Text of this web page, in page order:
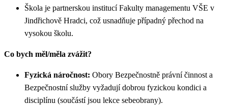
Škola je partnerskou institucí Fakulty managementu VŠE v
Jindřichově Hradci, což usnadňuje případný přechod na
vysokou školu.
Co bych měl/měla zvážit?
Fyzická náročnost: Obory Bezpečnostně právní činnost a
Bezpečnostní služby vyžadují dobrou fyzickou kondici a
disciplínu (součástí jsou lekce sebeobrany).